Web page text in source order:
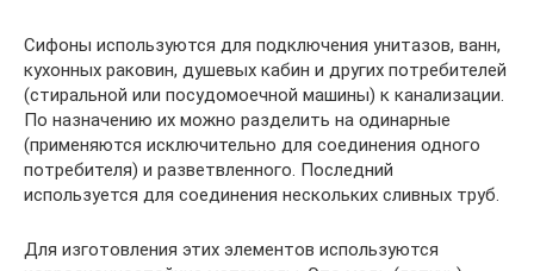
Сифоны используются для подключения унитазов, ванн,
кухонных раковин, душевых кабин и других потребителей
(стиральной или посудомоечной машины) к канализации.
По назначению их можно разделить на одинарные
(применяются исключительно для соединения одного
потребителя) и разветвленного. Последний
используется для соединения нескольких сливных труб.
Для изготовления этих элементов используются